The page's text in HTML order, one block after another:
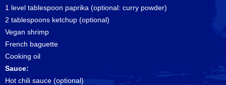
1 level tablespoon paprika (optional: curry powder)
2 tablespoons ketchup (optional)
Vegan shrimp
French baguette
Cooking oil
Sauce:
Hot chili sauce (optional)